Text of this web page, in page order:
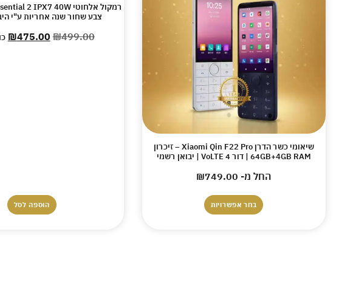
שיאומי כשר הדרן Xiaomi Qin F22 Pro – זיכרון
64GB+4GB RAM | דור 4 VoLTE | יבואן רשמי
החל מ- ₪749.00
בחר אפשרויות
צבע שחור שנה אחריות ע"י
₪499.00
₪475.00
הוספה לסל